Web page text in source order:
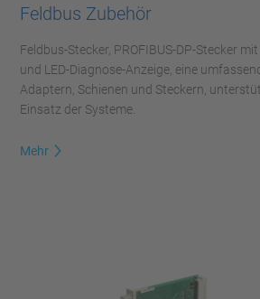
Feldbus Zubehör
Feldbus-Stecker, PROFIBUS-DP-Stecker
und LED-Diagnose-Anzeige, eine
Adaptern, Schienen und Steckern,
Einsatz der Systeme.
Mehr